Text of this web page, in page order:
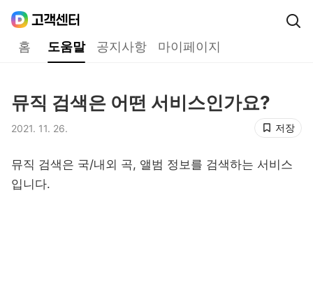
홈 도움말 공지사항 마이페이지
뮤직 검색은 어떤 서비스인가요?
저장
2021. 11. 26.
뮤직 검색은 국/내외 곡, 앨범 정보를 검색하는 서비스
입니다.